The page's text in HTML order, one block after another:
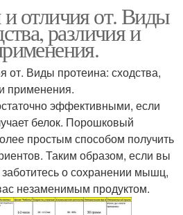
отличия от. Виды
различия и
от. Виды протеина: сходства,
применения.
эффективными, если
белок. Порошковый
простым способом получить
Таким образом, если вы
о сохранении мышц,
незаменимым продуктом.